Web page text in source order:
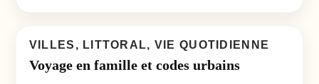
VILLES, LITTORAL, VIE QUOTIDIENNE
Voyage en famille et codes urbains